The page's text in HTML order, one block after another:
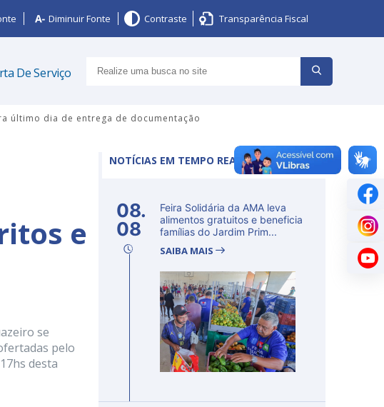
Diminuir Fonte Contraste Transparência Fiscal
De Serviço
último dia de entrega de documentação
e
se
pelo
desta
NOTÍCIAS EM TEMPO REAL
08.
08
Feira Solidária da AMA leva
alimentos gratuitos e beneficia
famílias do Jardim Prim...
SAIBA MAIS